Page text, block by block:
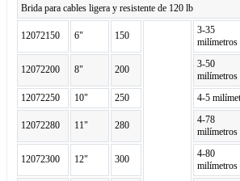
Brida para cables ligera y resistente de 120 lb
12072150 6" 150
3-35
milímetros
12072200 8" 200
3-50
milímetros
12072250
10" 250 4-5
12072280 11" 280
4-78
milímetros
12072300 12" 300
4-80
milímetros